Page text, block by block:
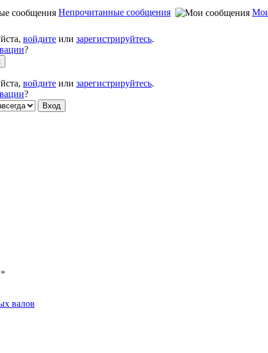
Непрочитанные сообщения
войдите или зарегистрируйтесь.
?
войдите или зарегистрируйтесь.
?
»
валов